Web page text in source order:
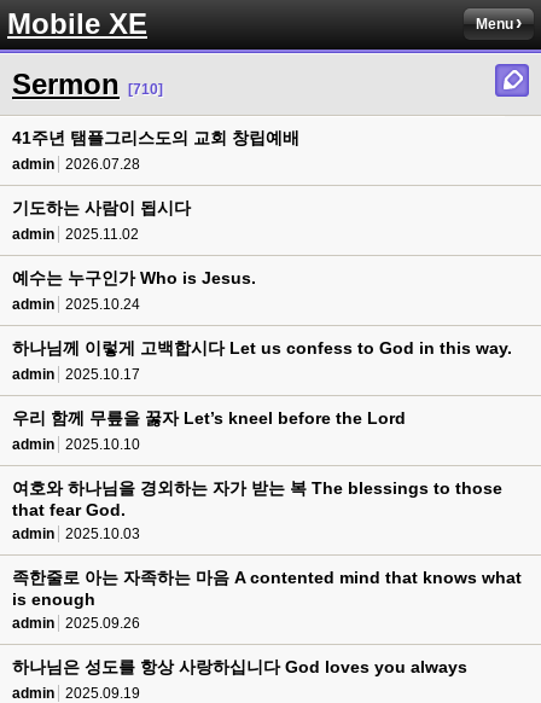
Mobile XE Menu
Sermon [710]
41주년 탬플그리스도의 교회 창립예배
admin 2026.07.28
기도하는 사람이 됩시다
admin 2025.11.02
예수는 누구인가 Who is Jesus.
admin 2025.10.24
하나님께 이렇게 고백합시다 Let us confess to God in this way.
admin 2025.10.17
우리 함께 무릎을 꿇자 Let’s kneel before the Lord
admin 2025.10.10
여호와 하나님을 경외하는 자가 받는 복 The blessings to those
that fear God.
admin 2025.10.03
족한줄로 아는 자족하는 마음 A contented mind that knows what
is enough
admin 2025.09.26
하나님은 성도를 항상 사랑하십니다 God loves you always
admin 2025.09.19